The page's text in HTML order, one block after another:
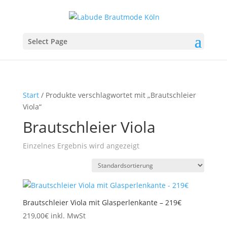
Select Page
Start/ Produkte verschlagwortet mit „Brautschleier
Viola“
Brautschleier Viola
Einzelnes Ergebnis wird angezeigt
Brautschleier Viola mit Glasperlenkante – 219€
219,00€ inkl. MwSt